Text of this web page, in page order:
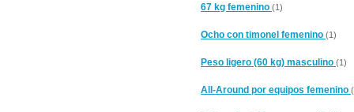
67 kg femenino (1)
Ocho con timonel femenino (1)
Peso ligero (60 kg) masculino (1)
All-Around por equipos femenino